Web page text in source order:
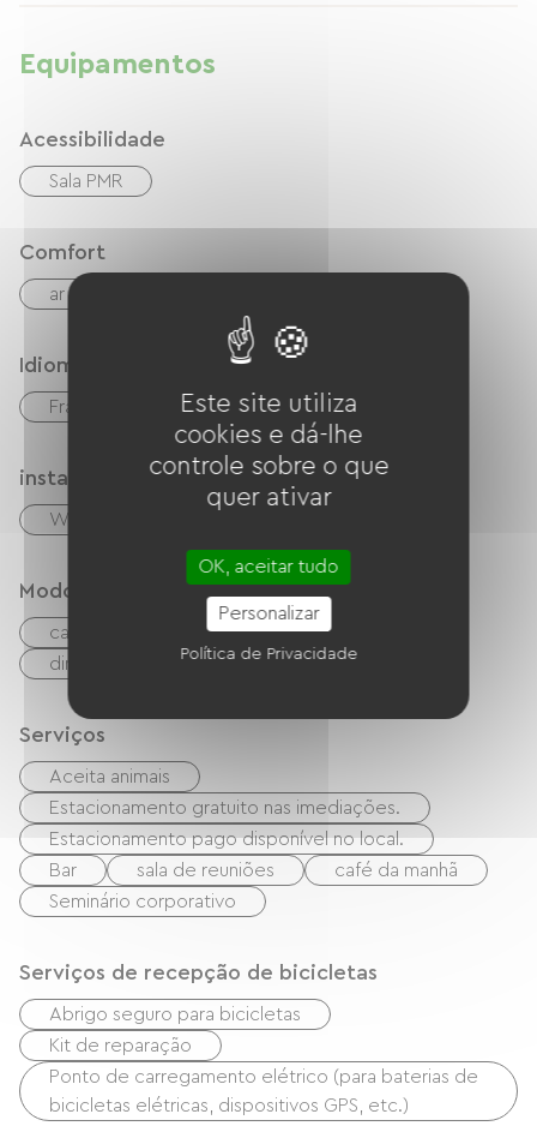
Equipamentos
Acessibilidade
Sala PMR
Comfort
ar condicionado
Idiomas
Francês inglês
instalações
Wi-Fi grátis
Modos de paiement
cartão do banco
transferência
dinheiro
Vales de férias (ANCV)
Serviços
Aceita animais
Estacionamento gratuito nas imediações.
Estacionamento pago disponível no local.
Bar
sala de reuniões
café da manhã
Seminário corporativo
Serviços de recepção de bicicletas
Abrigo seguro para bicicletas
Kit de reparação
Ponto de carregamento elétrico (para baterias de
bicicletas elétricas, dispositivos GPS, etc.)
Este site utiliza
cookies e dá-lhe
controle sobre o que
quer ativar
OK, aceitar tudo
Personalizar
Política de Privacidade